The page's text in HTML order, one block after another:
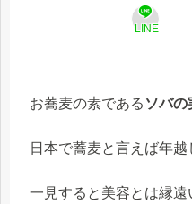
LINE
お蕎麦の素である ソバの
日本で蕎麦と言えば年越
一見すると美容とは縁